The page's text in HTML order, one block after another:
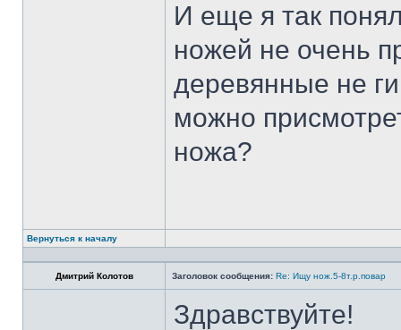
И еще я так
ножей не очень
деревянные не
можно
ножа?
Вернуться к началу
Дмитрий Колотов Заголовок сообщения: Re: Ищу нож.5-8т.р.повар
Здравствуйте!